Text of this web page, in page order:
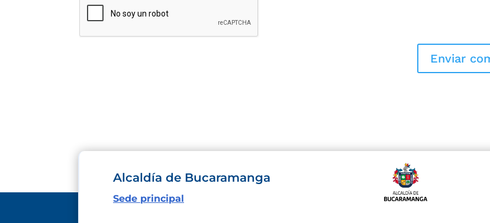
Alcaldía de Bucaramanga
Sede principal